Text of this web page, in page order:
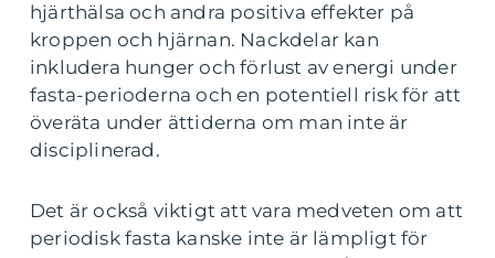
hjärthälsa och andra positiva effekter på
kroppen och hjärnan. Nackdelar kan
inkludera hunger och förlust av energi under
fasta-perioderna och en potentiell risk för att
överäta under ättiderna om man inte är
disciplinerad.
Det är också viktigt att vara medveten om att
periodisk fasta kanske inte är lämpligt för